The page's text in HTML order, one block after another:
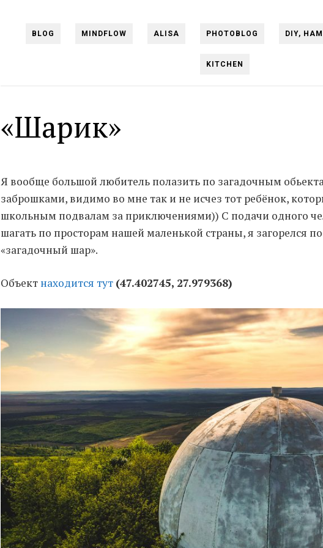
BLOG MINDFLOW ALISA PHOTOBLOG DIY,
KITCHEN
«Шарик»
Я вообще большой любитель полазить по загадочным
заброшками, видимо во мне так и не исчез тот ребёнок,
школьным подвалам за приключениями)) С подачи одного
шагать по просторам нашей маленькой страны, я загорелся
«загадочный шар».
Объект находится тут (47.402745, 27.979368)